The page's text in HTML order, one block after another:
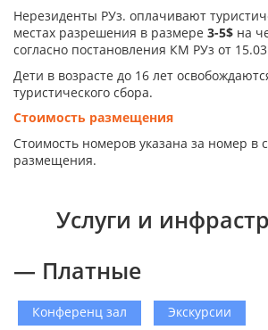
Нерезиденты РУз. оплачивают
местах разрешения в размере 3-5$ на
согласно постановления КМ РУз от
Дети в возрасте до 16 лет
туристического сбора.
Стоимость размещения
Стоимость номеров указана за номер в
размещения.
Услуги и
— Платные
Конференц зал
Экскурсии